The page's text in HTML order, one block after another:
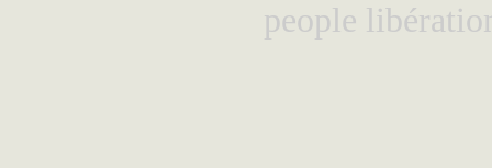
people